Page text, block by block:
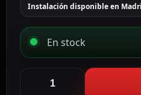
Instalación disponible en
En stock
Cámara